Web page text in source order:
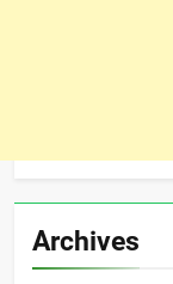
Archives